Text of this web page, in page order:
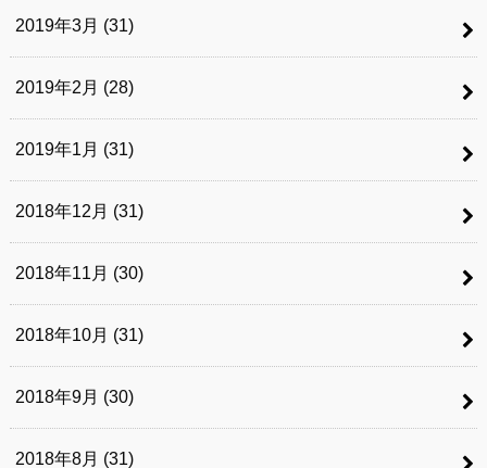
2019年3月 (31)
2019年2月 (28)
2019年1月 (31)
2018年12月 (31)
2018年11月 (30)
2018年10月 (31)
2018年9月 (30)
2018年8月 (31)